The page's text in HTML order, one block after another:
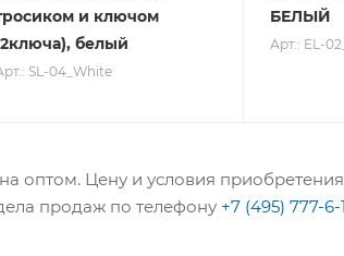
и ключом
белый
SL-04_White
БЕЛЫЙ
Арт.: EL-
оптом. Цену и условия
продаж по телефону +7 (495) 777-6-